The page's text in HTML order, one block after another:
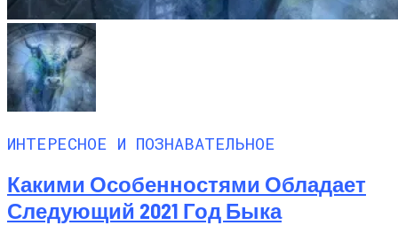
ИНТЕРЕСНОЕ И ПОЗНАВАТЕЛЬНОЕ
Какими Особенностями Обладает
Следующий 2021 Год Быка